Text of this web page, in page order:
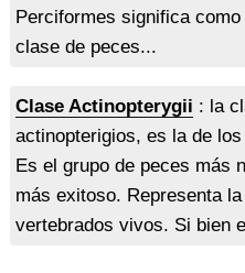
Perciformes significa
clase de peces...
Clase Actinopterygii : la
actinopterigios, es la de
Es el grupo de peces más
más exitoso. Representa
vertebrados vivos. Si bien